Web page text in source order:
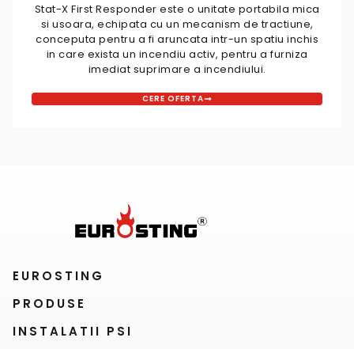
Stat-X First Responder este o unitate portabila mica
si usoara, echipata cu un mecanism de tractiune,
conceputa pentru a fi aruncata intr-un spatiu inchis
in care exista un incendiu activ, pentru a furniza
imediat suprimare a incendiului.
CERE OFERTA
EUROSTING
PRODUSE
INSTALATII PSI